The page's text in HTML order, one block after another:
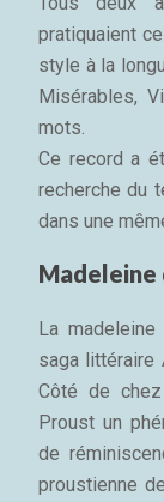
pratiquaient
style à la
Misérables,
mots.
Ce record a
recherche du
dans une
Madeleine
La
saga littéraire
Côté de
Proust un
de
proustienne